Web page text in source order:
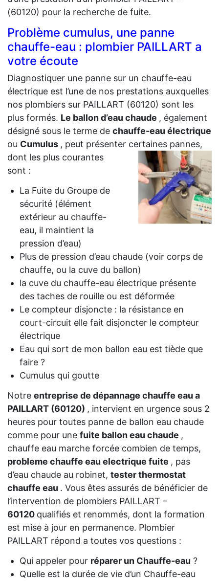
(60120) pour la recherche de fuite.
Problème cumulus, une panne
chauffe-eau : plombier PAILLART a
votre écoute
Diagnostiquer une panne sur un chauffe-eau
électrique est l’une de nos prestations auxquelles
nos plombiers sur PAILLART (60120) sont les
plus formés. Le ballon d’eau chaude , également
désigné sous le terme de chauffe-eau électrique
ou Cumulus , peut présenter certaines pannes,
dont les plus courantes
sont :
La Fuite du Groupe de
sécurité (élément
extérieur au chauffe-
eau, il maintient la
pression d’eau)
Plus de pression d’eau chaude (voir corps de
chauffe, ou la cuve du ballon)
la cuve du chauffe-eau électrique présente
des taches de rouille ou est déformée
Le compteur disjoncte : la résistance en
court-circuit elle fait disjoncter le compteur
électrique
Eau qui sort de mon ballon eau est tiède que
faire ?
Cumulus qui goutte
Notre entreprise de dépannage chauffe eau a
PAILLART (60120) , intervient en urgence sous 2
heures pour toutes panne de ballon eau chaude
comme pour une fuite ballon eau chaude ,
chauffe eau marche forcée combien de temps,
probleme chauffe eau electrique fuite , pas
d’eau chaude au robinet, tester thermostat
chauffe eau . Vous êtes assurés de bénéficier de
l’intervention de plombiers PAILLART –
60120 qualifiés et renommés, dont la formation
est mise à jour en permanence. Plombier
PAILLART répond a toutes vos questions :
Qui appeler pour réparer un Chauffe-eau ?
Quelle est la durée de vie d’un Chauffe-eau